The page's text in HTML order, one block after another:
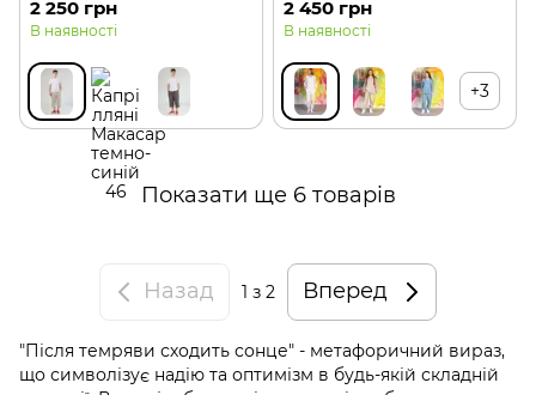
"Після темряви сходить сонце" - метафоричний вираз,
що символізує надію та оптимізм в будь-якій складній
2 250 грн
В наявності
2 450 грн
В наявності
+3
Показати ще 6 товарів
Назад 1 з 2 Вперед